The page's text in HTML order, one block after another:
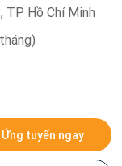
TP Hồ Chí Minh
Ứng tuyển ngay